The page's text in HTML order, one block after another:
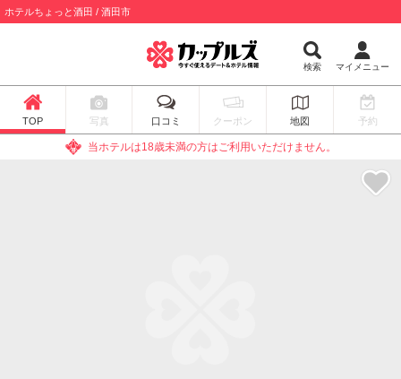
ホテルちょっと酒田 / 酒田市
検索 マイメニュー
TOP 写真 口コミ クーポン 地図 予約
当ホテルは18歳未満の方はご利用いただけません。